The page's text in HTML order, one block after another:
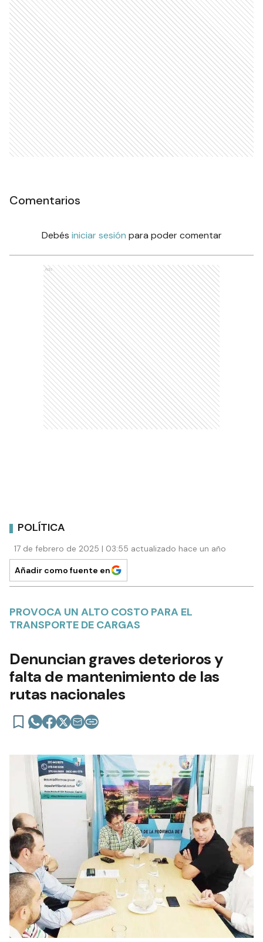
Comentarios
Debés iniciar sesión para poder comentar
Ads
POLÍTICA
17 de febrero de 2025 | 03:55 actualizado hace un año
Añadir como fuente en
PROVOCA UN ALTO COSTO PARA EL
TRANSPORTE DE CARGAS
Denuncian graves deterioros y
falta de mantenimiento de las
rutas nacionales